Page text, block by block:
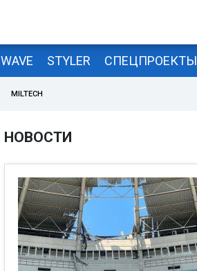
WAVE STYLER СПЕЦПРОЕКТЫ
MILTECH
НОВОСТИ